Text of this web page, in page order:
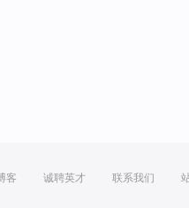
客 诚聘英才 联系我们